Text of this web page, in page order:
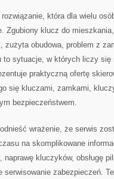
która dla wielu
Zgubiony klucz do
zużyta obudowa, problem z
to sytuacje, w których liczy się
praktyczną ofertę
się kluczami, zamkami,
bezpieczeństwem.
wrażenie, że serwis
na skomplikowane
kluczyków, obsługę
serwisowanie zabezpieczeń.